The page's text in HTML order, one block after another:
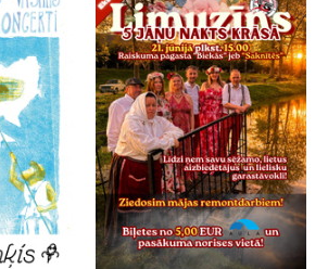
ezers piedzīvojumu parkā
forts"
un parks
salas Dabas māja
informācijas centrs
Stopiņu novads